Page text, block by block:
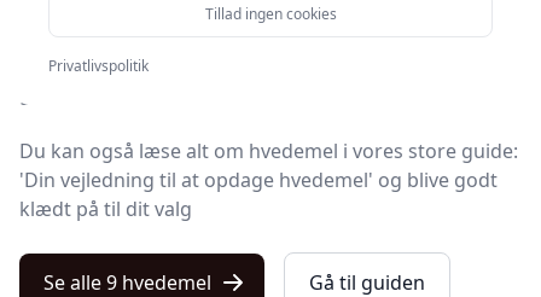
Uanset om du søger den bedste kvalitet, et prisvenligt
tilbud på dit næste hvedemel, noget specifikt eller
Du kan også læse alt om hvedemel i vores store guide:
'Din vejledning til at opdage hvedemel' og blive godt
klædt på til dit valg
Se alle 9 hvedemel Gå til guiden
Tillad ingen cookies
Privatlivspolitik